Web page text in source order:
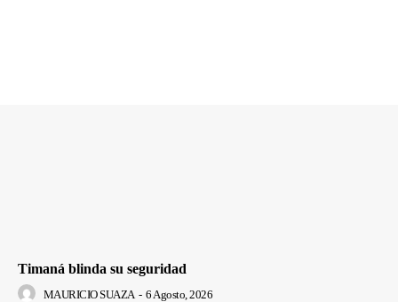
Timaná blinda su seguridad
MAURICIO SUAZA - 6 Agosto, 2026